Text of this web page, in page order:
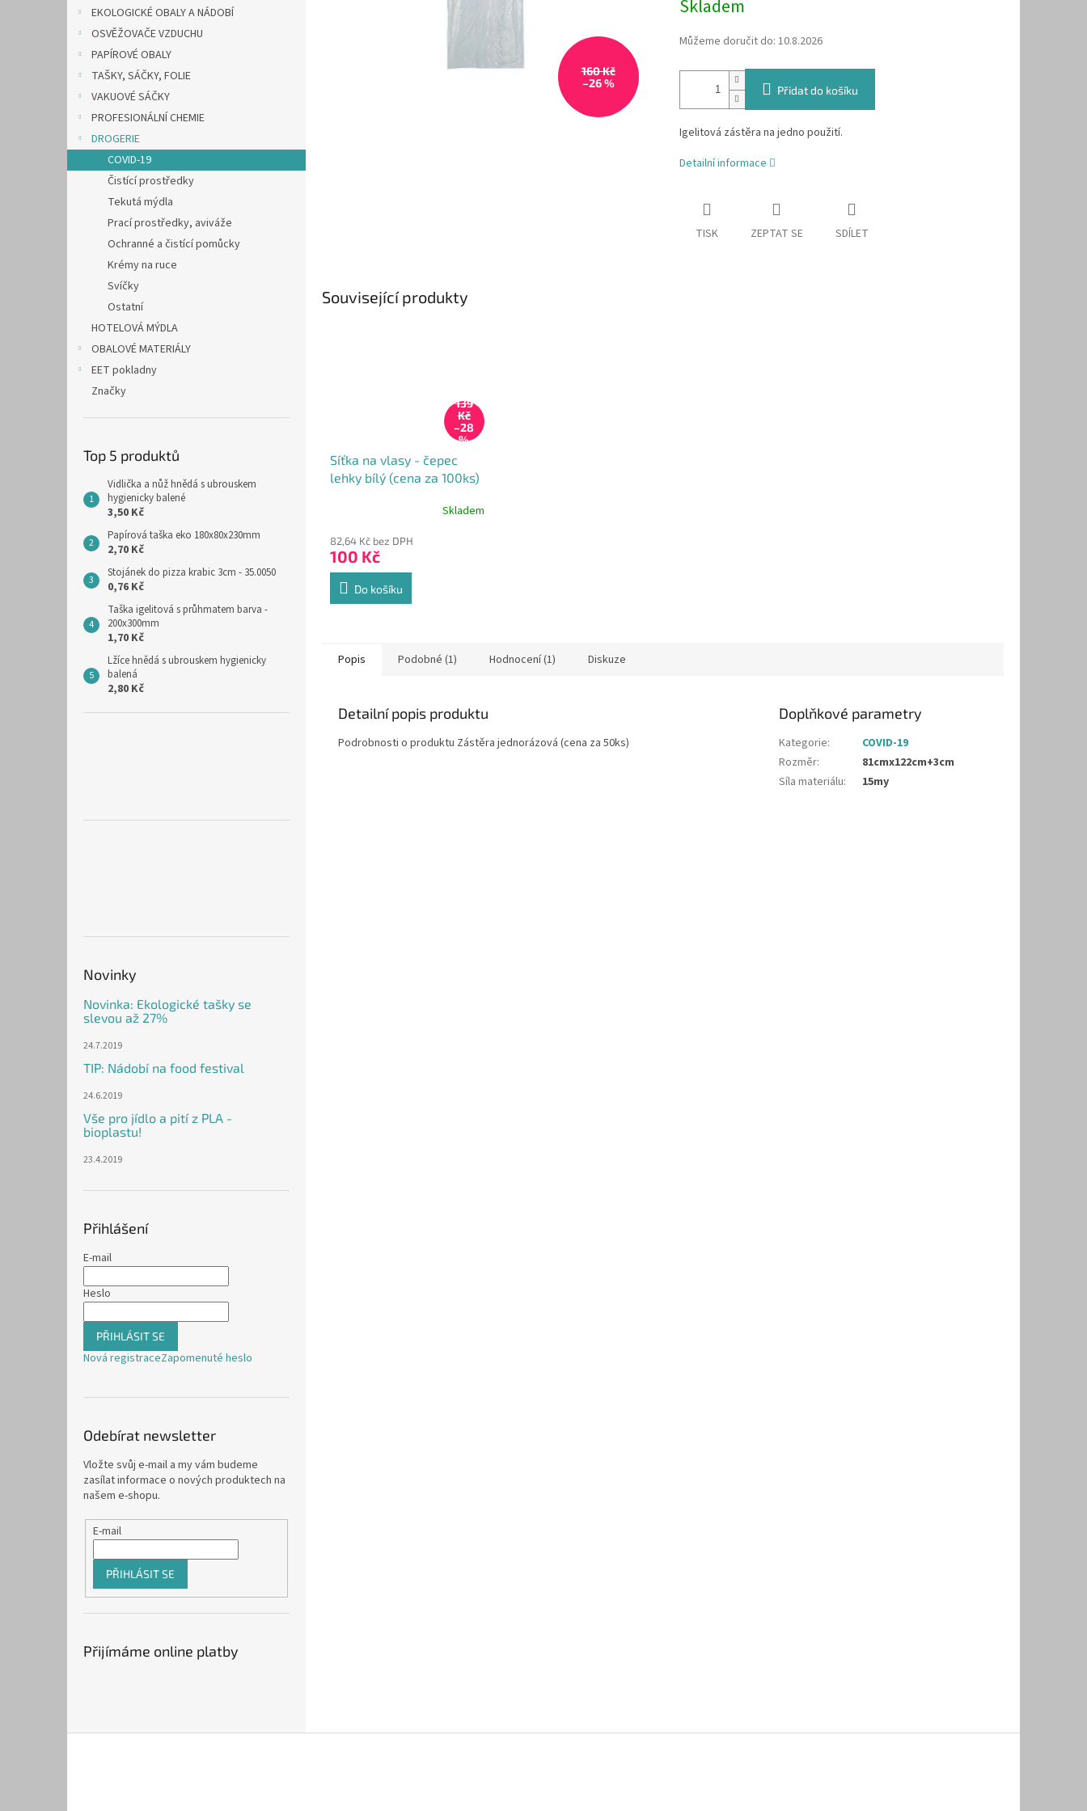
EKOLOGICKÉ OBALY A NÁDOBÍ
OSVĚŽOVAČE VZDUCHU
PAPÍROVÉ OBALY
TAŠKY, SÁČKY, FOLIE
VAKUOVÉ SÁČKY
PROFESIONÁLNÍ CHEMIE
DROGERIE
COVID-19
Čistící prostředky
Tekutá mýdla
Prací prostředky, aviváže
Ochranné a čistící pomůcky
Krémy na ruce
Svíčky
Ostatní
HOTELOVÁ MÝDLA
OBALOVÉ MATERIÁLY
EET pokladny
Značky
Top 5 produktů
Vidlička a nůž hnědá s ubrouskem
hygienicky balené
3,50 Kč
Papírová taška eko 180x80x230mm
2,70 Kč
Stojánek do pizza krabic 3cm - 35.0050
0,76 Kč
Taška igelitová s průhmatem barva -
200x300mm
1,70 Kč
Lžíce hnědá s ubrouskem hygienicky
balená
2,80 Kč
Novinky
Novinka: Ekologické tašky se
slevou až 27%
24.7.2019
TIP: Nádobí na food festival
24.6.2019
Vše pro jídlo a pití z PLA -
bioplastu!
23.4.2019
Přihlášení
E-mail
Heslo
PŘIHLÁSIT SE
Nová registraceZapomenuté heslo
Odebírat newsletter
Vložte svůj e-mail a my vám budeme
zasílat informace o nových produktech na
našem e-shopu.
E-mail
PŘIHLÁSIT SE
Přijímáme online platby
160 Kč
–26 %
Skladem
Můžeme doručit do: 10.8.2026
Přidat do košíku
Igelitová zástěra na jedno použití.
Detailní informace
TISK ZEPTAT SE SDÍLET
Související produkty
139
Kč
–28
%
Síťka na vlasy - čepec
lehky bílý (cena za 100ks)
Skladem
82,64 Kč bez DPH
100 Kč
Do košíku
Popis Podobné (1) Hodnocení (1) Diskuze
Detailní popis produktu
Podrobnosti o produktu Zástěra jednorázová (cena za 50ks)
Doplňkové parametry
Kategorie:
COVID-19
Rozměr:
81cmx122cm+3cm
Síla materiálu: 15my